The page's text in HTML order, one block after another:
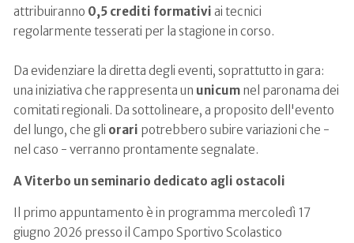
attribuiranno 0,5 crediti formativi ai tecnici
regolarmente tesserati per la stagione in corso.
Da evidenziare la diretta degli eventi, soprattutto in gara:
una iniziativa che rappresenta un unicum nel paronama dei
comitati regionali. Da sottolineare, a proposito dell'evento
del lungo, che gli orari potrebbero subire variazioni che -
nel caso - verranno prontamente segnalate.
A Viterbo un seminario dedicato agli ostacoli
Il primo appuntamento è in programma mercoledì 17
giugno 2026 presso il Campo Sportivo Scolastico